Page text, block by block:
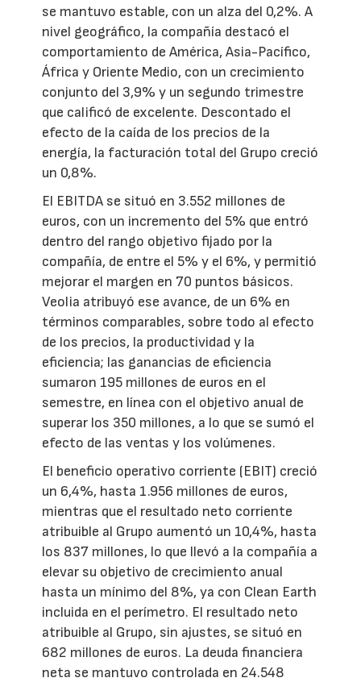
se mantuvo estable, con un alza del 0,2%. A
nivel geográfico, la compañía destacó el
comportamiento de América, Asia-Pacífico,
África y Oriente Medio, con un crecimiento
conjunto del 3,9% y un segundo trimestre
que calificó de excelente. Descontado el
efecto de la caída de los precios de la
energía, la facturación total del Grupo creció
un 0,8%.
El EBITDA se situó en 3.552 millones de
euros, con un incremento del 5% que entró
dentro del rango objetivo fijado por la
compañía, de entre el 5% y el 6%, y permitió
mejorar el margen en 70 puntos básicos.
Veolia atribuyó ese avance, de un 6% en
términos comparables, sobre todo al efecto
de los precios, la productividad y la
eficiencia; las ganancias de eficiencia
sumaron 195 millones de euros en el
semestre, en línea con el objetivo anual de
superar los 350 millones, a lo que se sumó el
efecto de las ventas y los volúmenes.
El beneficio operativo corriente (EBIT) creció
un 6,4%, hasta 1.956 millones de euros,
mientras que el resultado neto corriente
atribuible al Grupo aumentó un 10,4%, hasta
los 837 millones, lo que llevó a la compañía a
elevar su objetivo de crecimiento anual
hasta un mínimo del 8%, ya con Clean Earth
incluida en el perímetro. El resultado neto
atribuible al Grupo, sin ajustes, se situó en
682 millones de euros. La deuda financiera
neta se mantuvo controlada en 24.548